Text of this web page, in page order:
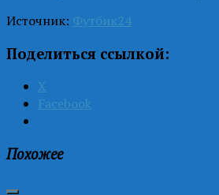
Источник: Футбик24
Поделиться ссылкой:
X
Facebook
Похожее